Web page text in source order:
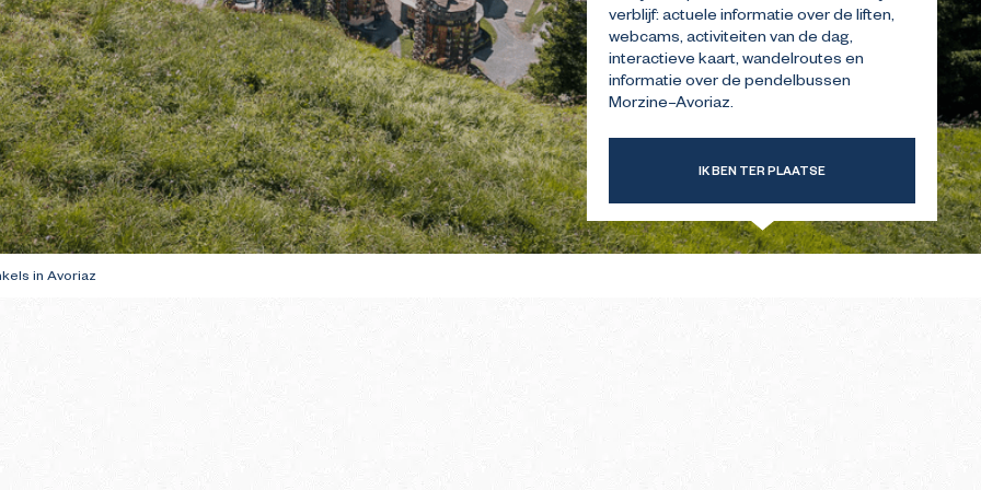
GIDS VOOR UW EERSTE
BEZOEK IN DE WINTER
GIDS VOOR UW EERSTE
BEZOEK IN DE ZOMER
te bereiden
verblijf: actuele informatie over de liften,
webcams, activiteiten van de dag,
interactieve kaart, wandelroutes en
informatie over de pendelbussen
Morzine–Avoriaz.
IK BEN TER PLAATSE
in Avoriaz